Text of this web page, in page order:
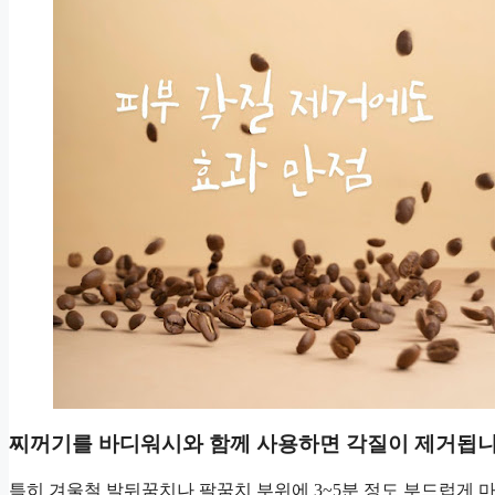
찌꺼기를 바디워시와 함께 사용하면 각질이 제거됩
특히 겨울철 발뒤꿈치나 팔꿈치 부위에 3~5분 정도 부드럽게